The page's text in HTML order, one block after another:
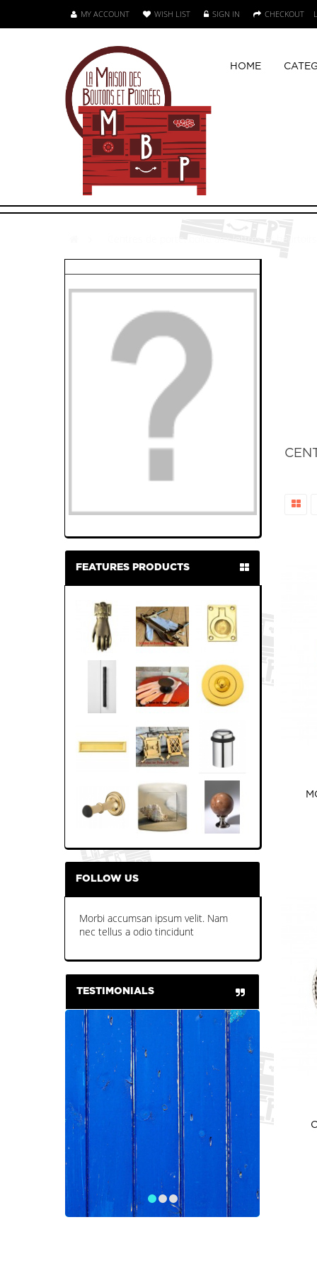
MY ACCOUNT WISH LIST SIGN IN CHECKOUT
HOME
FEATURES PRODUCTS
FOLLOW US
Morbi accumsan ipsum velit. Nam
nec tellus a odio tincidunt
TESTIMONIALS